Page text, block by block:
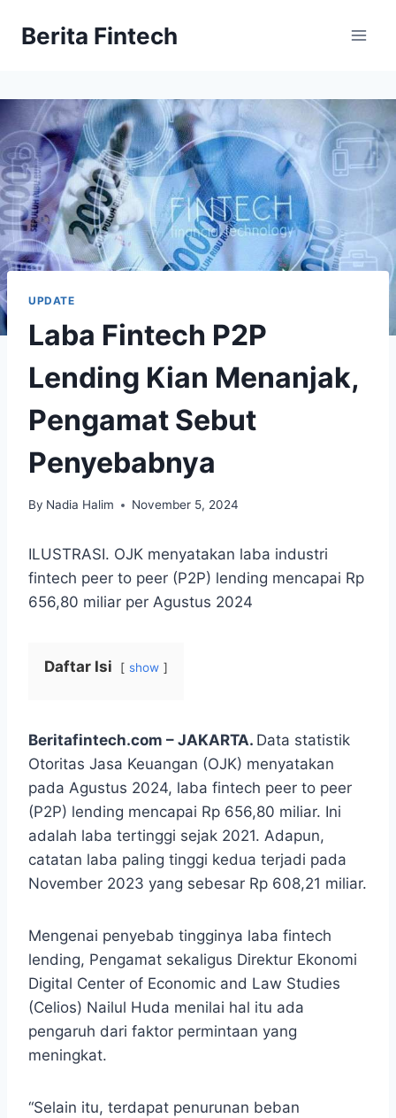
Berita Fintech
UPDATE
Laba Fintech P2P
Lending Kian Menanjak,
Pengamat Sebut
Penyebabnya
By Nadia Halim November 5, 2024
ILUSTRASI. OJK menyatakan laba industri
fintech peer to peer (P2P) lending mencapai Rp
656,80 miliar per Agustus 2024
Daftar Isi show
Beritafintech.com – JAKARTA. Data statistik
Otoritas Jasa Keuangan (OJK) menyatakan
pada Agustus 2024, laba fintech peer to peer
(P2P) lending mencapai Rp 656,80 miliar. Ini
adalah laba tertinggi sejak 2021. Adapun,
catatan laba paling tinggi kedua terjadi pada
November 2023 yang sebesar Rp 608,21 miliar.
Mengenai penyebab tingginya laba fintech
lending, Pengamat sekaligus Direktur Ekonomi
Digital Center of Economic and Law Studies
(Celios) Nailul Huda menilai hal itu ada
pengaruh dari faktor permintaan yang
meningkat.
“Selain itu, terdapat penurunan beban